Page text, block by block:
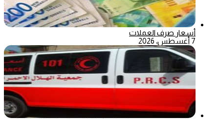
أسعار صرف العملات
7 أغسطس، 2026